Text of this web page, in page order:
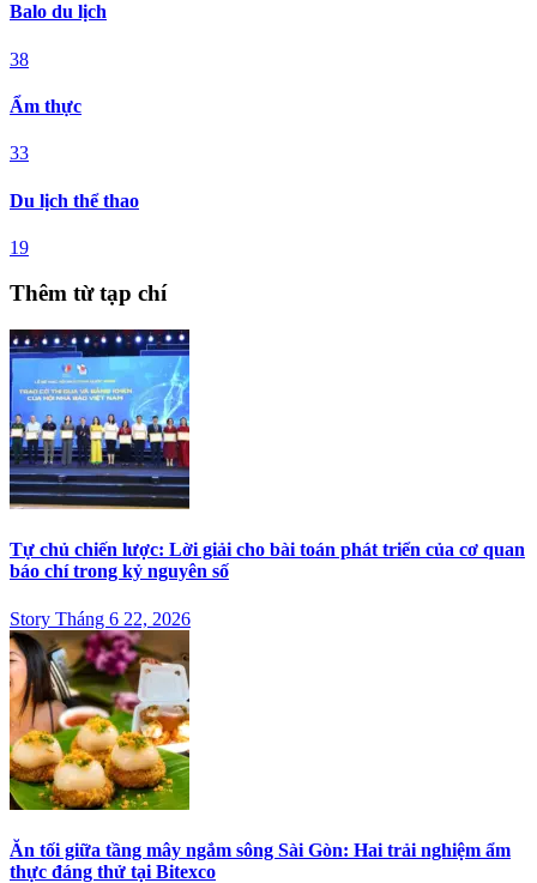
Balo du lịch
38
Ẩm thực
33
Du lịch thể thao
19
Thêm từ tạp chí
Tự chủ chiến lược: Lời giải cho bài toán phát triển của cơ quan
báo chí trong kỷ nguyên số
Story Tháng 6 22, 2026
Ăn tối giữa tầng mây ngắm sông Sài Gòn: Hai trải nghiệm ẩm
thực đáng thử tại Bitexco